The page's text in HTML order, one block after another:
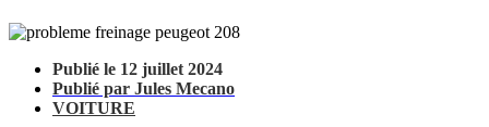
Publié le 12 juillet 2024
Publié par Jules Mecano
VOITURE